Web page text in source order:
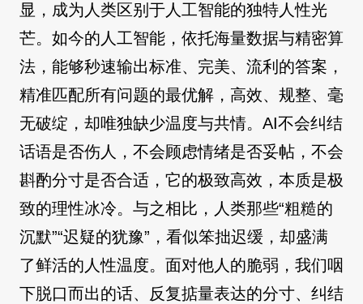
显，成为人类区别于人工智能的独特人性光
芒。如今的人工智能，依托海量数据与精密算
法，能够秒速输出标准、完美、流利的答案，
精准匹配所有问题的最优解，高效、规整、毫
无破绽，却唯独缺少温度与共情。AI不会纠结
话语是否伤人，不会顾虑情绪是否妥帖，不会
斟酌分寸是否合适，它的极致高效，本质是极
致的理性冰冷。与之相比，人类那些“粗糙的
沉默”“迟疑的犹豫”，看似笨拙迟缓，却盛满
了鲜活的人性温度。面对他人的脆弱，我们咽
下脱口而出的话、反复掂量表达的分寸、纠结